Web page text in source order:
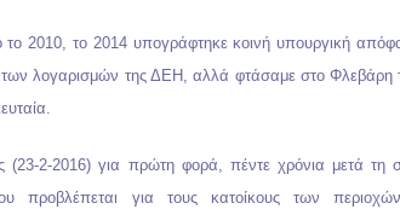
το 2010, το 2014 υπογράφτηκε κοινή υπουργική
των λογαρισμών της ΔΕΗ, αλλά φτάσαμε στο
2-2016) για πρώτη φορά, πέντε χρόνια μετά τη
προβλέπεται για τους κατοίκους των